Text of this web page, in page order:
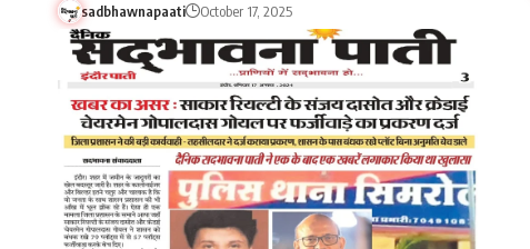
sadbhawnapaati October 17, 2025